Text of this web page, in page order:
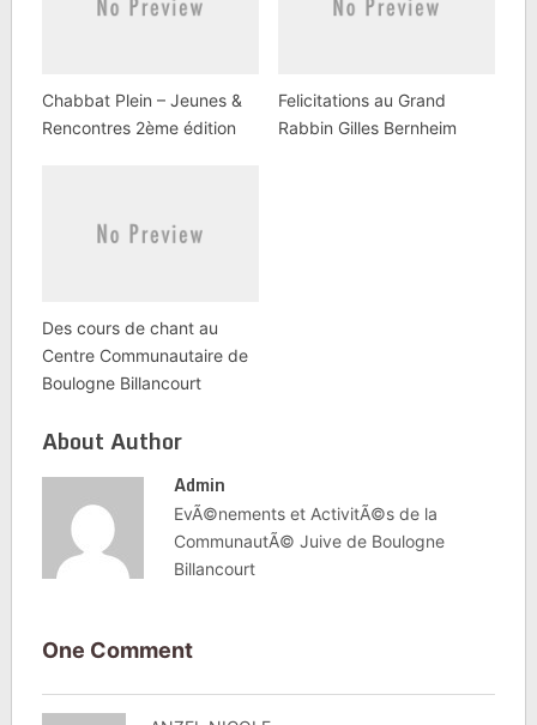
Chabbat Plein – Jeunes &
Rencontres 2ème édition
Felicitations au Grand
Rabbin Gilles Bernheim
Des cours de chant au
Centre Communautaire de
Boulogne Billancourt
About Author
Admin
EvÃ©nements et ActivitÃ©s de la
CommunautÃ© Juive de Boulogne
Billancourt
One Comment